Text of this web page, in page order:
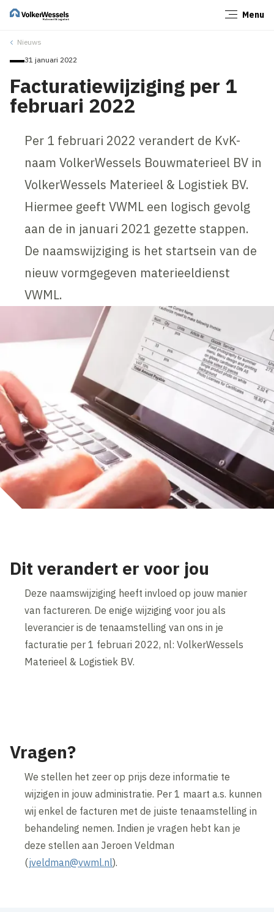
Menu
Nieuws
31 januari 2022
Facturatiewijziging per 1
februari 2022
Per 1 februari 2022 verandert de KvK-
naam VolkerWessels Bouwmaterieel BV in
VolkerWessels Materieel & Logistiek BV.
Hiermee geeft VWML een logisch gevolg
aan de in januari 2021 gezette stappen.
De naamswijziging is het startsein van de
nieuw vormgegeven materieeldienst
VWML.
Dit verandert er voor jou
Deze naamswijziging heeft invloed op jouw manier
van factureren. De enige wijziging voor jou als
leverancier is de tenaamstelling van ons in je
facturatie per 1 februari 2022, nl: VolkerWessels
Materieel & Logistiek BV.
Vragen?
We stellen het zeer op prijs deze informatie te
wijzigen in jouw administratie. Per 1 maart a.s. kunnen
wij enkel de facturen met de juiste tenaamstelling in
behandeling nemen. Indien je vragen hebt kan je
deze stellen aan Jeroen Veldman
(jveldman@vwml.nl).
Sluiten